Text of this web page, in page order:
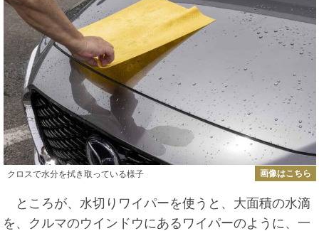
クロスで水分を拭き取っている様子 画像はこちら
ところが、水切りワイパーを使うと、大面積の水滴
を、クルマのウインドウにあるワイパーのように、一